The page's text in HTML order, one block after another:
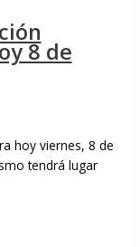
8 de
hoy viernes, 8 de
tendrá lugar